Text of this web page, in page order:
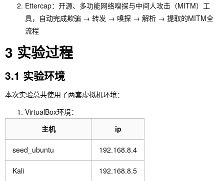
Ettercap：开源、多功能网络嗅探与中间人攻击（MITM）工
具，自动完成欺骗 → 转发 → 嗅探 → 解析 → 提取的MITM全
流程
3 实验过程
3.1 实验环境
本次实验总共使用了两套虚拟机环境：
VirtualBox环境：
主机
ip
seed_ubuntu 192.168.8.4
Kali 192.168.8.5